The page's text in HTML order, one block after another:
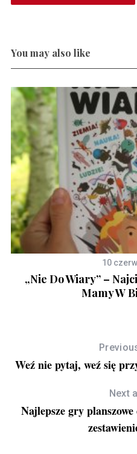
You may also like
10
„Nie Do Wiary” –
Mamy W
Weź nie pytaj, weź się
Next
Najlepsze gry